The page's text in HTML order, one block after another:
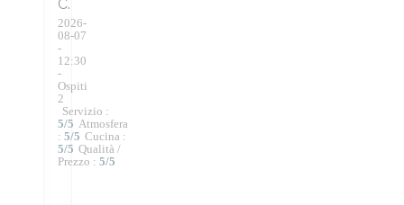
C
2026-
08-07
-
12:30
-
Ospiti
2
Servizio :
5/5 Atmosfera
: 5/5 Cucina :
5/5 Qualità /
Prezzo : 5/5